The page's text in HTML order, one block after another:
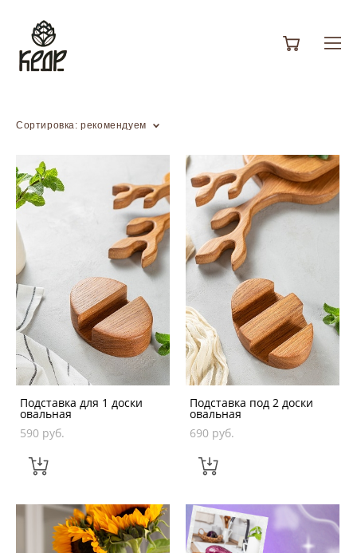
Сортировка: рекомендуем
Подставка для 1 доски
овальная
590 pуб.
Подставка под 2 доски
овальная
690 pуб.